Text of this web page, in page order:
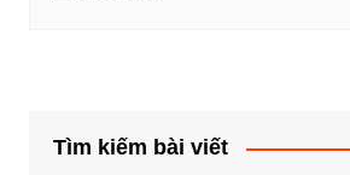
Tìm kiếm bài viết